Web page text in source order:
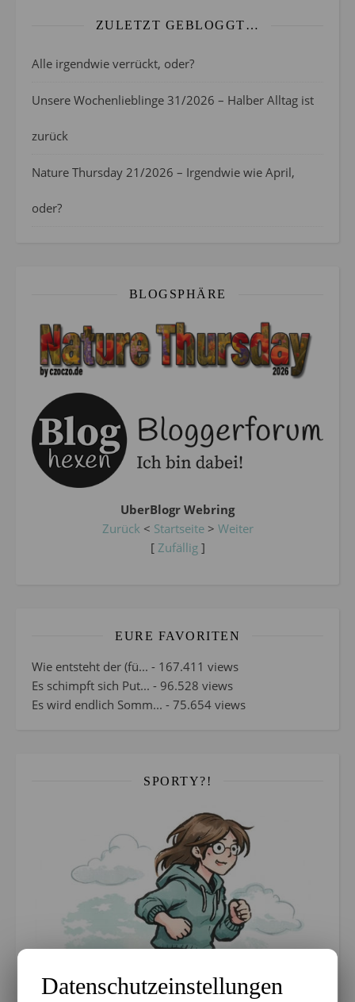
ZULETZT GEBLOGGT…
Alle irgendwie verrückt, oder?
Unsere Wochenlieblinge 31/2026 – Halber Alltag ist
zurück
Nature Thursday 21/2026 – Irgendwie wie April,
oder?
BLOGSPHÄRE
UberBlogr Webring
Zurück < Startseite> Weiter
[ Zufällig]
EURE FAVORITEN
Wie entsteht der (fü... - 167.411 views
Es schimpft sich Put... - 96.528 views
Es wird endlich Somm... - 75.654 views
SPORTY?!
Datenschutzeinstellungen